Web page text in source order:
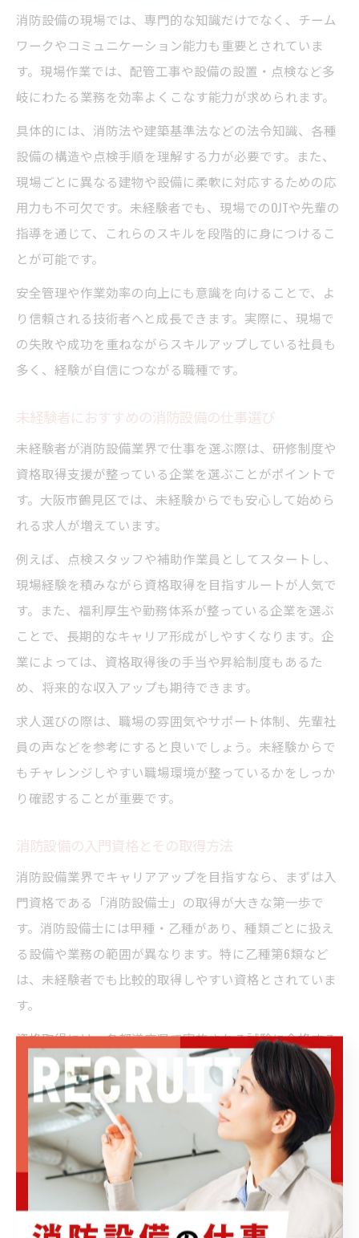
消防設備の現場では、専門的な知識だけでなく、チーム
ワークやコミュニケーション能力も重要とされていま
す。現場作業では、配管工事や設備の設置・点検など多
岐にわたる業務を効率よくこなす能力が求められます。
具体的には、消防法や建築基準法などの法令知識、各種
設備の構造や点検手順を理解する力が必要です。また、
現場ごとに異なる建物や設備に柔軟に対応するための応
用力も不可欠です。未経験者でも、現場でのOJTや先輩の
指導を通じて、これらのスキルを段階的に身につけるこ
とが可能です。
安全管理や作業効率の向上にも意識を向けることで、よ
り信頼される技術者へと成長できます。実際に、現場で
の失敗や成功を重ねながらスキルアップしている社員も
多く、経験が自信につながる職種です。
未経験者におすすめの消防設備の仕事選び
未経験者が消防設備業界で仕事を選ぶ際は、研修制度や
資格取得支援が整っている企業を選ぶことがポイントで
す。大阪市鶴見区では、未経験からでも安心して始めら
れる求人が増えています。
例えば、点検スタッフや補助作業員としてスタートし、
現場経験を積みながら資格取得を目指すルートが人気で
す。また、福利厚生や勤務体系が整っている企業を選ぶ
ことで、長期的なキャリア形成がしやすくなります。企
業によっては、資格取得後の手当や昇給制度もあるた
め、将来的な収入アップも期待できます。
求人選びの際は、職場の雰囲気やサポート体制、先輩社
員の声などを参考にすると良いでしょう。未経験からで
もチャレンジしやすい職場環境が整っているかをしっか
り確認することが重要です。
消防設備の入門資格とその取得方法
消防設備業界でキャリアアップを目指すなら、まずは入
門資格である「消防設備士」の取得が大きな第一歩で
す。消防設備士には甲種・乙種があり、種類ごとに扱え
る設備や業務の範囲が異なります。特に乙種第6類など
は、未経験者でも比較的取得しやすい資格とされていま
す。
資格取得には、各都道府県で実施される試験に合格する
必要があります。試験では法令や構造・機能、点検方法
などが問われるため、テキストや過去問題集を使った学
習が効果的です。独学のほか、専門学校や通信講座を利
用する方法もあります。
企業によっては、受験費用の補助や勉強会の開催など、
資格取得をサポートする体制が整っています。資格を取
得することで、現場での業務範囲が広がり、収入やポジ